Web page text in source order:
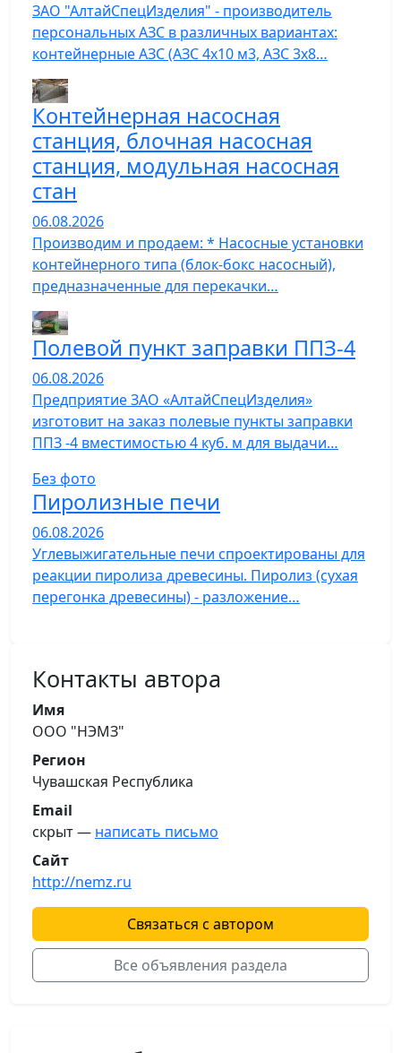
ЗАО "АлтайСпецИзделия" - производитель
персональных АЗС в различных вариантах:
контейнерные АЗС (АЗС 4х10 м3, АЗС 3х8…
Контейнерная насосная
станция, блочная насосная
станция, модульная насосная
стан
06.08.2026
Производим и продаем: * Насосные установки
контейнерного типа (блок-бокс насосный),
предназначенные для перекачки…
Полевой пункт заправки ППЗ-4
06.08.2026
Предприятие ЗАО «АлтайСпецИзделия»
изготовит на заказ полевые пункты заправки
ППЗ -4 вместимостью 4 куб. м для выдачи…
Без фото
Пиролизные печи
06.08.2026
Углевыжигательные печи спроектированы для
реакции пиролиза древесины. Пиролиз (сухая
перегонка древесины) - разложение…
Контакты автора
Имя
ООО "НЭМЗ"
Регион
Чувашская Республика
Email
скрыт — написать письмо
Сайт
http://nemz.ru
Связаться с автором
Все объявления раздела